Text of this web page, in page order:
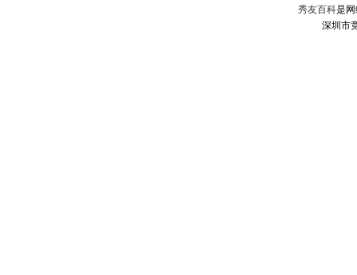
秀友百科是
深圳市